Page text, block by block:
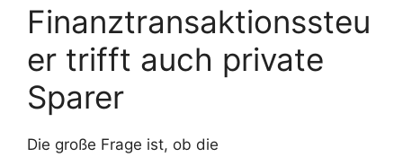
Finanztransaktionssteu
er trifft auch private
Sparer
Die große Frage ist, ob die